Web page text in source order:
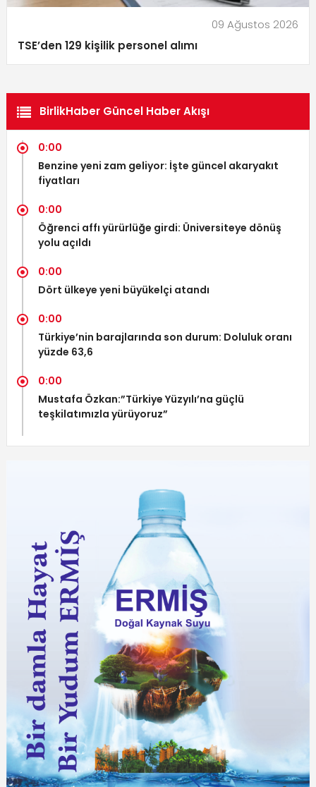
09 Ağustos 2026
TSE’den 129 kişilik personel alımı
BirlikHaber Güncel Haber Akışı
0:00
Benzine yeni zam geliyor: İşte güncel akaryakıt
fiyatları
0:00
Öğrenci affı yürürlüğe girdi: Üniversiteye dönüş
yolu açıldı
0:00
Dört ülkeye yeni büyükelçi atandı
0:00
Türkiye’nin barajlarında son durum: Doluluk oranı
yüzde 63,6
0:00
Mustafa Özkan:”Türkiye Yüzyılı’na güçlü
teşkilatımızla yürüyoruz”